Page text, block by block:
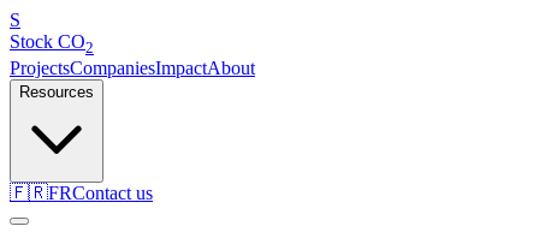
S
Stock CO2
ProjectsCompaniesImpactAbout
Resources
🇫🇷FRContact us